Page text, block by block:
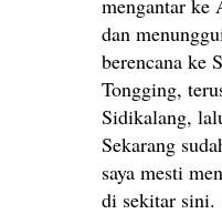
mengantar ke
dan
berencana ke
Tongging,
Sidikalang,
Sekarang
saya mesti
di sekitar sini.